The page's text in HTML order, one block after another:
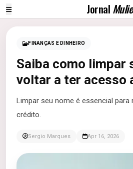
Jornal
FINANÇAS E DINHEIRO
Saiba como limpar
voltar a ter acesso
Limpar seu nome é essencial
crédito.
Sergio Marques Apr 16, 2026